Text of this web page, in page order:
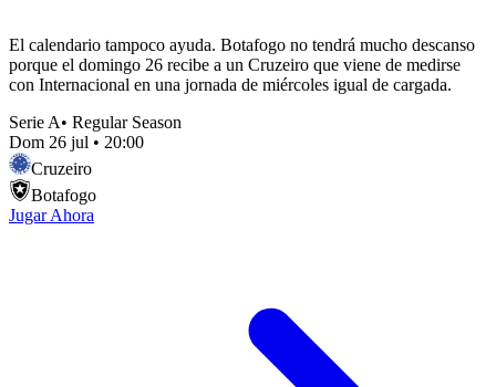
El calendario tampoco ayuda. Botafogo no tendrá mucho descanso
porque el domingo 26 recibe a un Cruzeiro que viene de medirse
con Internacional en una jornada de miércoles igual de cargada.
Serie A• Regular Season
Dom 26 jul • 20:00
Cruzeiro
Botafogo
Jugar Ahora